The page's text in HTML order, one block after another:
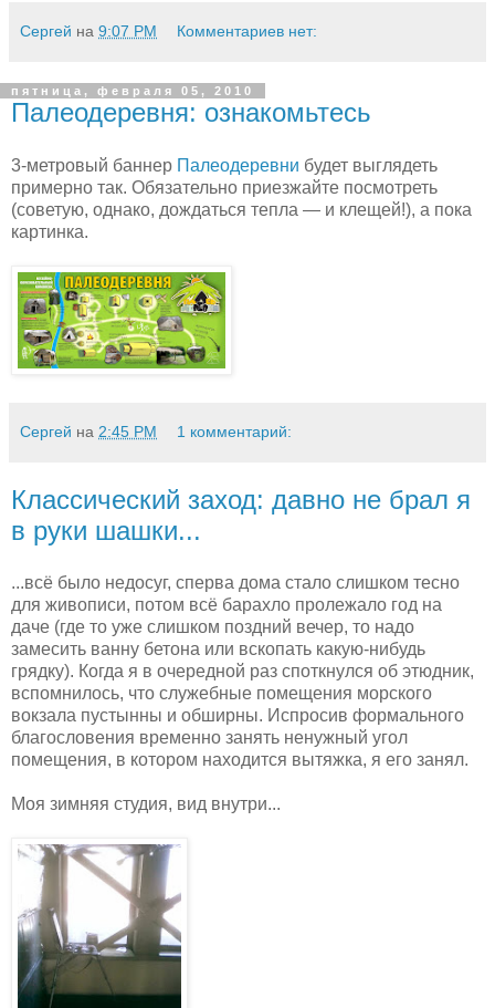
Сергей на 9:07 PM Комментариев нет:
пятница, февраля 05, 2010
Палеодеревня: ознакомьтесь
3-метровый баннер Палеодеревни будет выглядеть
примерно так. Обязательно приезжайте посмотреть
(советую, однако, дождаться тепла — и клещей!), а пока
картинка.
Сергей на 2:45 PM 1 комментарий:
Классический заход: давно не брал я
в руки шашки...
...всё было недосуг, сперва дома стало слишком тесно
для живописи, потом всё барахло пролежало год на
даче (где то уже слишком поздний вечер, то надо
замесить ванну бетона или вскопать какую-нибудь
грядку). Когда я в очередной раз споткнулся об этюдник,
вспомнилось, что служебные помещения морского
вокзала пустынны и обширны. Испросив формального
благословения временно занять ненужный угол
помещения, в котором находится вытяжка, я его занял.
Моя зимняя студия, вид внутри...